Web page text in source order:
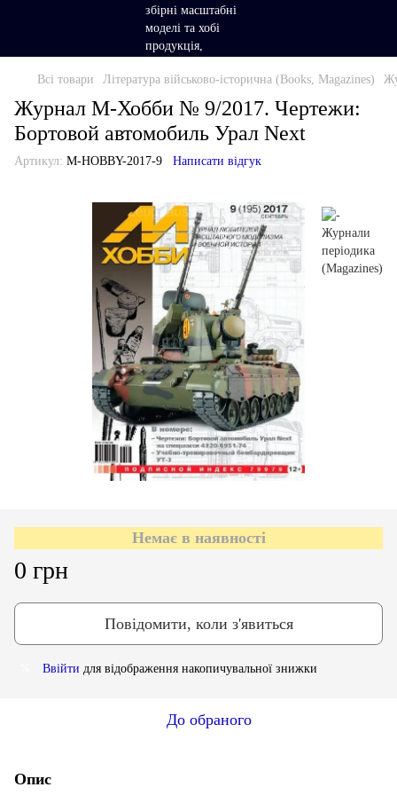
Всі товари Література військово-історична (Books, Magazines)
Журнал М-Хобби № 9/2017. Чертежи:
Бортовой автомобиль Урал Next
Артикул: M-HOBBY-2017-9 Написати відгук
Немає в наявності
0 грн
Повідомити, коли з'явиться
Ввійти для відображення накопичувальної знижки
До обраного
Опис